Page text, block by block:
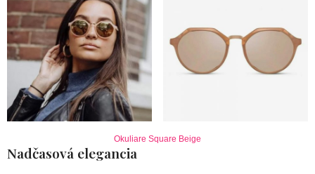
Okuliare Square Beige
Nadčasová elegancia